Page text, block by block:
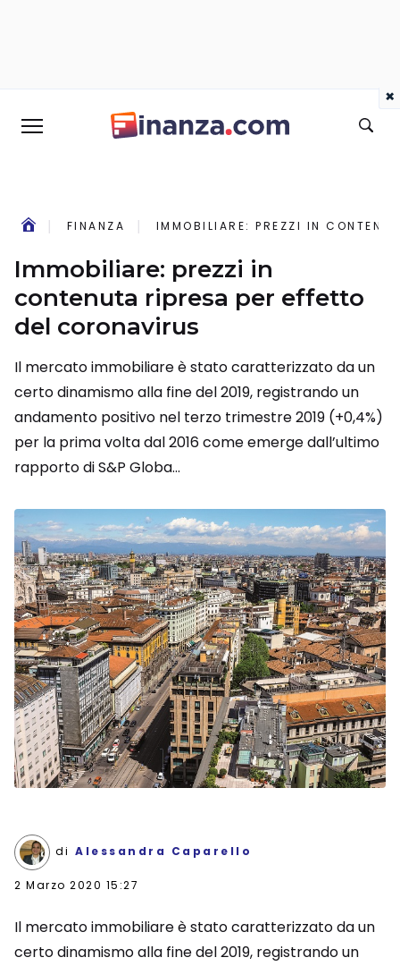
FINANZA IMMOBILIARE: PREZZI IN
Immobiliare: prezzi in
contenuta ripresa per effetto
del coronavirus
Il mercato immobiliare è stato caratterizzato da un
certo dinamismo alla fine del 2019, registrando un
andamento positivo nel terzo trimestre 2019 (+0,4%)
per la prima volta dal 2016 come emerge dall’ultimo
rapporto di S&P Globa...
di Alessandra Caparello
2 Marzo 2020 15:27
Il mercato immobiliare è stato caratterizzato da un
certo dinamismo alla fine del 2019, registrando un
×